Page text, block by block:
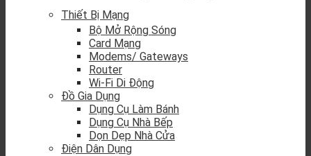
Thiết Bị Mạng
Bộ Mở Rộng Sóng
Card Mạng
Modems/ Gateways
Router
Wi-Fi Di Động
Đồ Gia Dụng
Dụng Cụ Làm Bánh
Dụng Cụ Nhà Bếp
Dọn Dẹp Nhà Cửa
Điện Dân Dụng